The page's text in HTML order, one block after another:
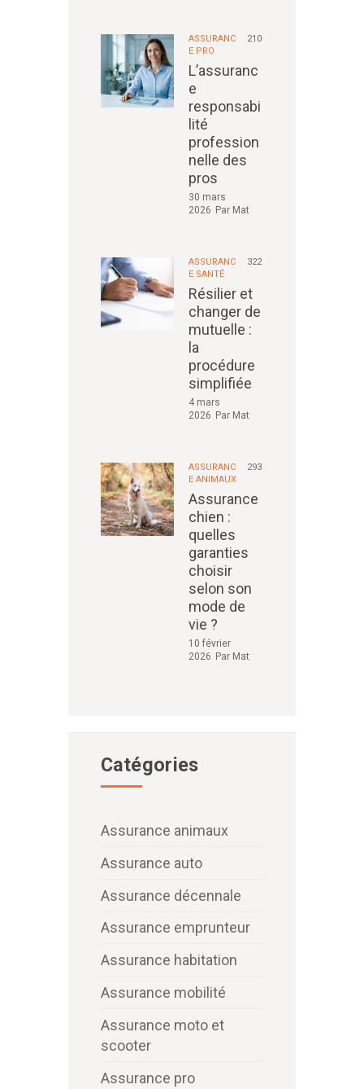
ASSURANC
E PRO
210
L’assuranc
e
responsabi
lité
profession
nelle des
pros
30 mars
2026 Par Mat
ASSURANC
E SANTÉ
322
Résilier et
changer de
mutuelle :
la
procédure
simplifiée
4 mars
2026 Par Mat
ASSURANC
E ANIMAUX
293
Assurance
chien :
quelles
garanties
choisir
selon son
mode de
vie ?
10 février
2026 Par Mat
Catégories
Assurance animaux
Assurance auto
Assurance décennale
Assurance emprunteur
Assurance habitation
Assurance mobilité
Assurance moto et
scooter
Assurance pro